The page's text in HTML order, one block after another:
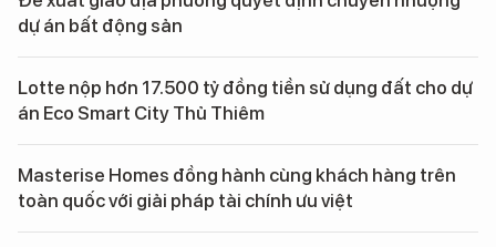
dự án bất động sản
Lotte nộp hơn 17.500 tỷ đồng tiền sử dụng đất cho dự
án Eco Smart City Thủ Thiêm
Masterise Homes đồng hành cùng khách hàng trên
toàn quốc với giải pháp tài chính ưu việt